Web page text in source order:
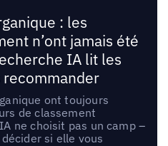
: les
n’ont jamais été
IA lit les
recommander
ont toujours
de classement
ne choisit pas un camp –
si elle vous